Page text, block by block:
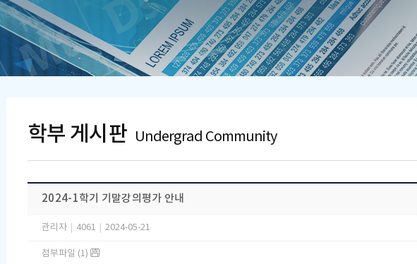
학부 게시판 Undergrad Community
2024-1학기 기말강의평가 안내
관리자 4061 2024-05-21
첨부파일 (1)